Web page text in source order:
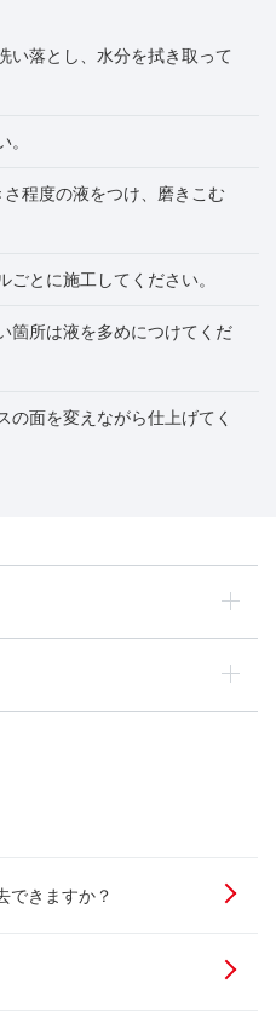
落とし、水分を拭き取って
程度の液をつけ、磨きこむ
とに施工してください。
箇所は液を多めにつけてくだ
面を変えながら仕上げてく
できますか？